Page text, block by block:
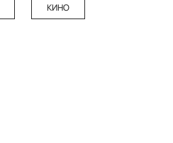
КИНО